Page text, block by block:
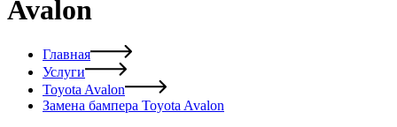
Avalon
Главная
Услуги
Toyota Avalon
Замена бампера Toyota Avalon